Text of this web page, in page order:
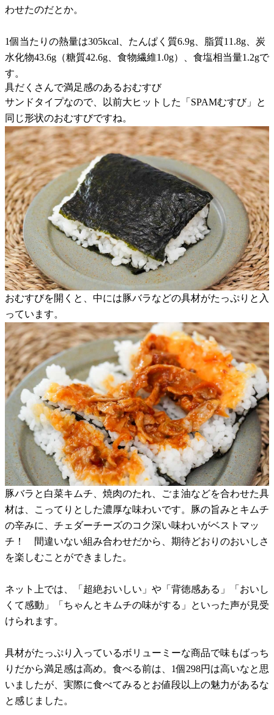
わせたのだとか。
1個当たりの熱量は305kcal、たんぱく質6.9g、脂質11.8g、炭
水化物43.6g（糖質42.6g、食物繊維1.0g）、食塩相当量1.2gで
す。
具だくさんで満足感のあるおむすび
サンドタイプなので、以前大ヒットした「SPAMむすび」と
同じ形状のおむすびですね。
おむすびを開くと、中には豚バラなどの具材がたっぷりと入
っています。
豚バラと白菜キムチ、焼肉のたれ、ごま油などを合わせた具
材は、こってりとした濃厚な味わいです。豚の旨みとキムチ
の辛みに、チェダーチーズのコク深い味わいがベストマッ
チ！ 間違いない組み合わせだから、期待どおりのおいしさ
を楽しむことができました。
ネット上では、「超絶おいしい」や「背徳感ある」「おいし
くて感動」「ちゃんとキムチの味がする」といった声が見受
けられます。
具材がたっぷり入っているボリューミーな商品で味もばっち
りだから満足感は高め。食べる前は、1個298円は高いなと思
いましたが、実際に食べてみるとお値段以上の魅力があるな
と感じました。